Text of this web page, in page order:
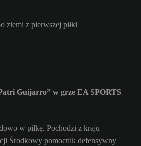
ziemi z pierwszej piłki
Guijarro” w grze EA SPORTS
w piłkę. Pochodzi z kraju
Środkowy pomocnik defensywny